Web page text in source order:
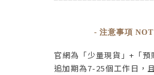
- 注意事項
官網為 「少量現貨」+ 「
追加期為7-25個工作日 ，